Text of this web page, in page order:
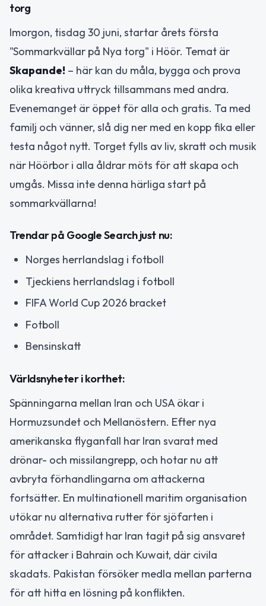
torg
Imorgon, tisdag 30 juni, startar årets första
"Sommarkvällar på Nya torg" i Höör. Temat är
Skapande! – här kan du måla, bygga och prova
olika kreativa uttryck tillsammans med andra.
Evenemanget är öppet för alla och gratis. Ta med
familj och vänner, slå dig ner med en kopp fika eller
testa något nytt. Torget fylls av liv, skratt och musik
när Höörbor i alla åldrar möts för att skapa och
umgås. Missa inte denna härliga start på
sommarkvällarna!
Trendar på Google Search just nu:
Norges herrlandslag i fotboll
Tjeckiens herrlandslag i fotboll
FIFA World Cup 2026 bracket
Fotboll
Bensinskatt
Världsnyheter i korthet:
Spänningarna mellan Iran och USA ökar i
Hormuzsundet och Mellanöstern. Efter nya
amerikanska flyganfall har Iran svarat med
drönar- och missilangrepp, och hotar nu att
avbryta förhandlingarna om attackerna
fortsätter. En multinationell maritim organisation
utökar nu alternativa rutter för sjöfarten i
området. Samtidigt har Iran tagit på sig ansvaret
för attacker i Bahrain och Kuwait, där civila
skadats. Pakistan försöker medla mellan parterna
för att hitta en lösning på konflikten.